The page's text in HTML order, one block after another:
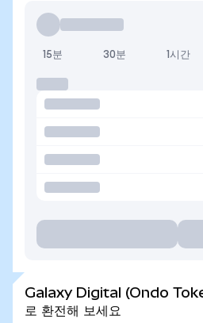
15분 30분 1시간
Galaxy Digital (Ondo
로 환전해 보세요